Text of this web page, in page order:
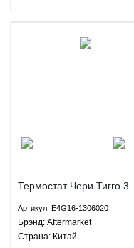
Термостат Чери Тигго 3
E4G16-1306020
Артикул: E4G16-1306020
Брэнд: Aftermarket
Страна: Китай